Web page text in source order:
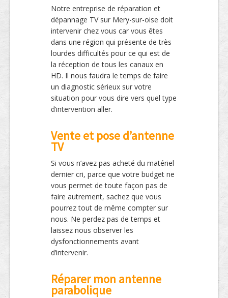
Notre entreprise de réparation et
dépannage TV sur Mery-sur-oise doit
intervenir chez vous car vous êtes
dans une région qui présente de très
lourdes difficultés pour ce qui est de
la réception de tous les canaux en
HD. Il nous faudra le temps de faire
un diagnostic sérieux sur votre
situation pour vous dire vers quel type
d’intervention aller.
Vente et pose d’antenne
TV
Si vous n’avez pas acheté du matériel
dernier cri, parce que votre budget ne
vous permet de toute façon pas de
faire autrement, sachez que vous
pourrez tout de même compter sur
nous. Ne perdez pas de temps et
laissez nous observer les
dysfonctionnements avant
d’intervenir.
Réparer mon antenne
parabolique